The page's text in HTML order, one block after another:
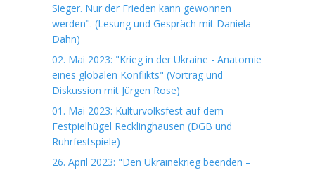
Sieger. Nur der Frieden kann gewonnen
werden". (Lesung und Gespräch mit Daniela
Dahn)
02. Mai 2023: "Krieg in der Ukraine - Anatomie
eines globalen Konflikts" (Vortrag und
Diskussion mit Jürgen Rose)
01. Mai 2023: Kulturvolksfest auf dem
Festpielhügel Recklinghausen (DGB und
Ruhrfestspiele)
26. April 2023: "Den Ukrainekrieg beenden –